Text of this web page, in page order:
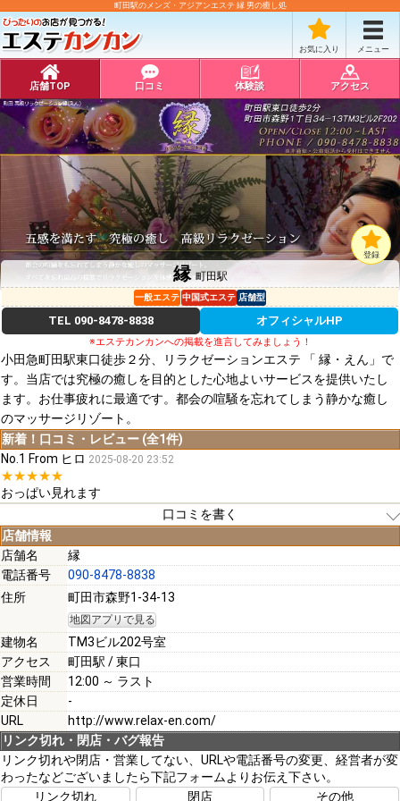
町田駅のメンズ・アジアンエステ 縁 男の癒し処
お気に入り メニュー
店舗TOP 口コミ 体験談 アクセス
縁町田駅
登録
一般エステ 中国式エステ 店舗型
TEL 090-8478-8838 オフィシャルHP
※エステカンカンへの掲載を進言してみましょう！
小田急町田駅東口徒歩２分、リラクゼーションエステ 「 縁・えん」で
す。当店では究極の癒しを目的とした心地よいサービスを提供いたし
ます。お仕事疲れに最適です。都会の喧騒を忘れてしまう静かな癒し
のマッサージリゾート。
新着！口コミ・レビュー (全1件)
No.1 From ヒロ 2025-08-20 23:52
★★★★★
おっぱい見れます
口コミを書く
[必須]
[必須]
[必須]
注意事項
店舗情報
店舗名
縁
電話番号
090-8478-8838
住所
町田市森野1-34-13
地図アプリで見る
建物名
TM3ビル202号室
アクセス
町田駅 / 東口
営業時間
12:00 ～ ラスト
定休日
-
URL
http://www.relax-en.com/
リンク切れ・閉店・バグ報告
リンク切れや閉店・営業してない、URLや電話番号の変更、経営者が変
わったなどございましたら下記フォームよりお伝え下さい。
リンク切れ
閉店 その他